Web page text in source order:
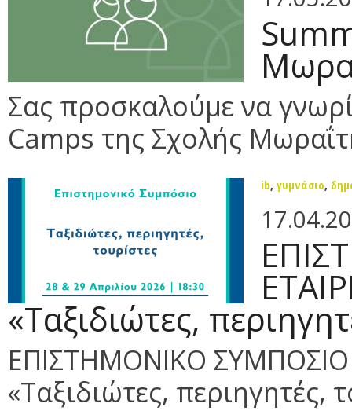
Σας προσκαλούμε να
Camps της Σχολής
ib, γυμνάσιο,
«Ταξιδιώτες,
ΕΠΙΣΤΗΜΟΝΙΚΟ
«Ταξιδιώτες, περιηγητές,